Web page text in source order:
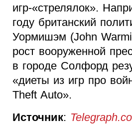
игр-«стрелялок».
году британский
Уормишэм (John
рост вооруженной
в городе Солфорд
«диеты из игр про
Theft Auto».
Источник: